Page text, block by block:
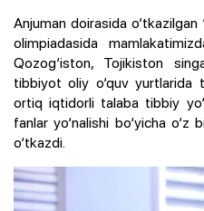
Anjuman doirasida
olimpiadasida
Qozog‘iston, Tojikiston
tibbiyot oliy o‘quv yurtlarida
ortiq iqtidorli talaba tibbiy
fanlar yo‘nalishi bo‘yicha
o‘tkazdi.